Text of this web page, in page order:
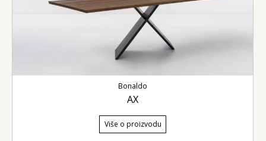
Bonaldo
AX
Više o proizvodu